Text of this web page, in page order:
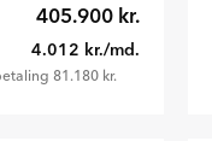
405.900 kr.
4.012 kr./md.
81.180 kr.